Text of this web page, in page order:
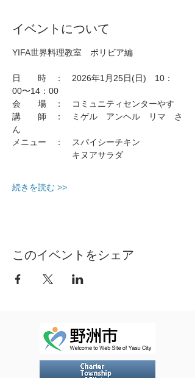
イベントについて
YIFA世界料理教室　ボリビア編
日　　時　：　2026年1月25日(日)　10：
00〜14：00
会　　場　：　コミュニティセンターやす
講　　師　：　ミゲル　アンヘル　リマ　さ
ん
メニュー　：　スパイシーチキン
キヌアサラダ
続きを読む >>
このイベントをシェア